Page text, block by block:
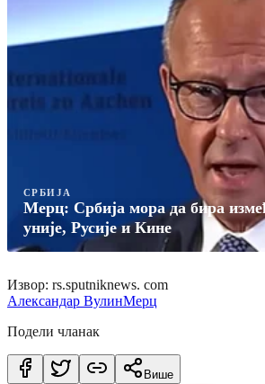
СРБИЈА
Мерц: Србија мора да бира
уније, Русије и Кине
Извор: rs.sputniknews. com
Александар ВулинМерц
Подели чланак
Више